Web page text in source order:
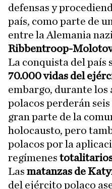
defensas y
país, como parte de
entre la Alemania
Ribbentroop-
La conquista del país
70.000 vidas del
embargo, durante los
polacos perderán
gran parte de la
holocausto, pero
polacos por la
regímenes
Las matanzas de
del ejército polaco